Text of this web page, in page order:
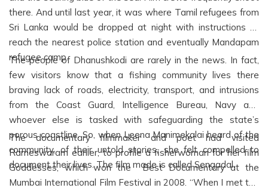
there. And until last year, it was where Tamil refugees from
Sri Lanka would be dropped at night with instructions to
reach the nearest police station and eventually Mandapam
refugee camp.
The people of Dhanushkodi are rarely in the news. In fact,
few visitors know that a fishing community lives there
braving lack of roads, electricity, transport, and intrusions
from the Coast Guard, Intelligence Bureau, Navy and
whoever else is tasked with safeguarding the state’s
porous coastline. So, when Leena Manimekalai heard of the
community, of their untold stories, she felt compelled to
document their lives. The film made is called Sengadal.
The documentary filmmaker and poet had visited
Rameswaram earlier, to profile a fisherwoman for her film
Goddesses, which won the Best Documentary at the
Mumbai International Film Festival in 2008. “When I met the